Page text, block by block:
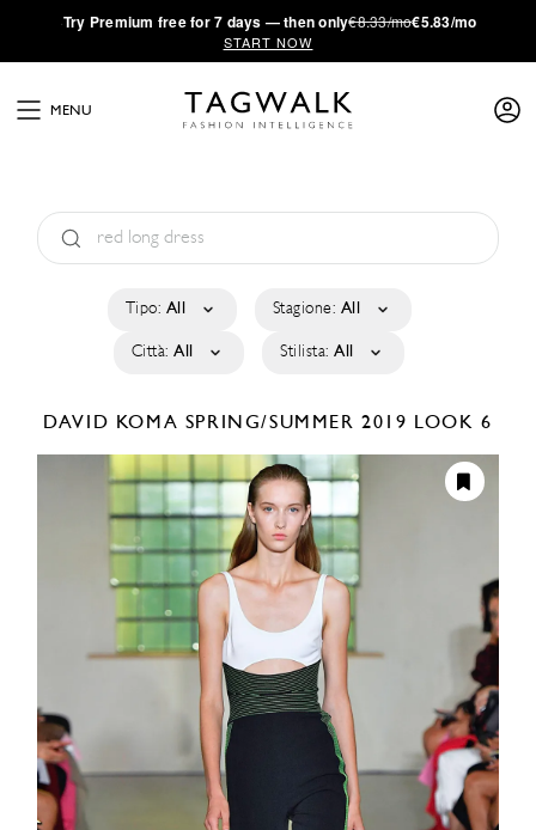
·Try Premium free for 7 days — then only€8.33/mo€5.83/mo
START NOW
MENU
Tipo: All Stagione: All
Città: All Stilista: All
DAVID KOMA SPRING/SUMMER 2019 LOOK 6